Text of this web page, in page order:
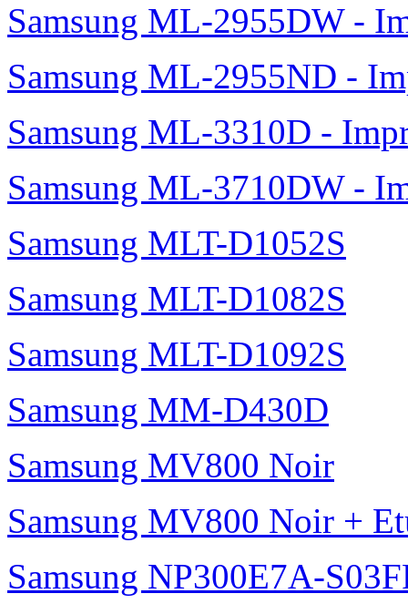
Samsung ML-2955DW -
Samsung ML-2955ND -
Samsung ML-3310D -
Samsung ML-3710DW -
Samsung MLT-D1052S
Samsung MLT-D1082S
Samsung MLT-D1092S
Samsung MM-D430D
Samsung MV800 Noir
Samsung MV800 Noir +
Samsung NP300E7A-